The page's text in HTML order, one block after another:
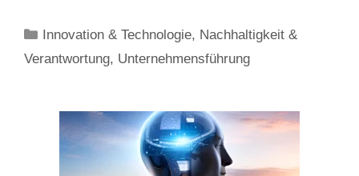
Kategorien
Innovation & Technologie, Nachhaltigkeit &
Verantwortung, Unternehmensführung